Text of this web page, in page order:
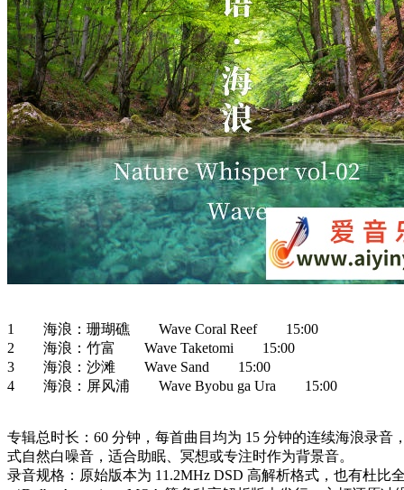
1 海浪：珊瑚礁 Wave Coral Reef 15:00
2 海浪：竹富 Wave Taketomi 15:00
3 海浪：沙滩 Wave Sand 15:00
4 海浪：屏风浦 Wave Byobu ga Ura 15:00
专辑总时长：60 分钟，每首曲目均为 15 分钟的连续海浪录音
式自然白噪音，适合助眠、冥想或专注时作为背景音。
录音规格：原始版本为 11.2MHz DSD 高解析格式，也有杜比